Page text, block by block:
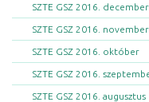
SZTE GSZ 2016. december
SZTE GSZ 2016. november
SZTE GSZ 2016. október
SZTE GSZ 2016.
SZTE GSZ 2016. augusztus